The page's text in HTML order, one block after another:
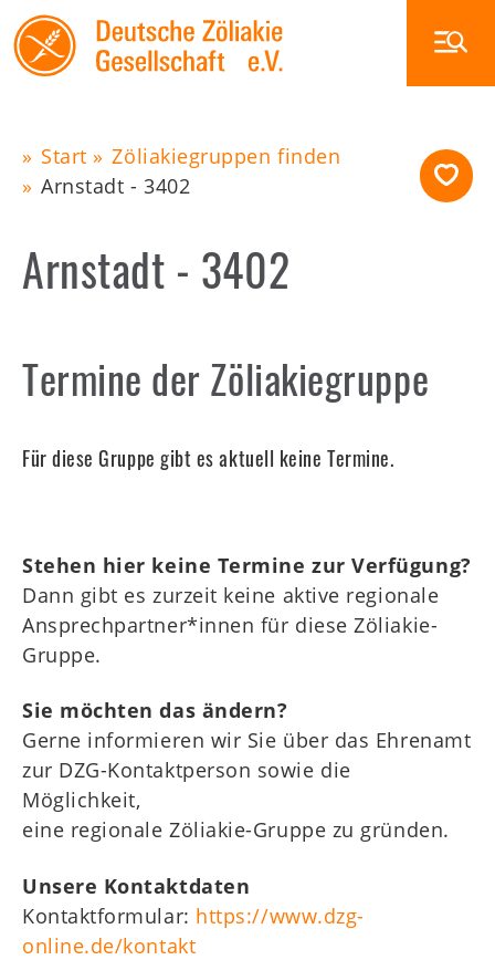
Skip
to
main
Main
Ernährung
Glutenfrei außer Haus
Die DZG
Publikationen
Shop
Kids
Mitgliederbereich
Pfadnavigation
Start
Zöliakiegruppen finden
Arnstadt - 3402
Arnstadt - 3402
Termine der Zöliakiegruppe
Für diese Gruppe gibt es aktuell keine Termine.
Stehen hier keine Termine zur Verfügung?
Dann gibt es zurzeit keine aktive regionale
Ansprechpartner*innen für diese Zöliakie-
Gruppe.
Sie möchten das ändern?
Gerne informieren wir Sie über das Ehrenamt
zur DZG-Kontaktperson sowie die
Möglichkeit,
eine regionale Zöliakie-Gruppe zu gründen.
Unsere Kontaktdaten
Kontaktformular: https://www.dzg-
online.de/kontakt